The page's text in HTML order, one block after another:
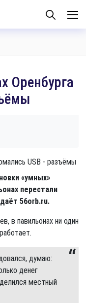
Оренбурга
«умных»
перестали
56orb.ru.
в павильонах ни один
думаю:
денег
местный